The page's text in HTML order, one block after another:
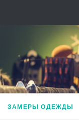
ЗАМЕРЫ ОДЕЖДЫ